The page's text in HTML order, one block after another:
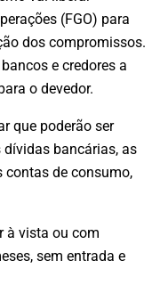
(FGO) para
dos compromissos.
e credores a
o devedor.
que poderão ser
dívidas bancárias, as
de consumo,
à vista ou com
sem entrada e